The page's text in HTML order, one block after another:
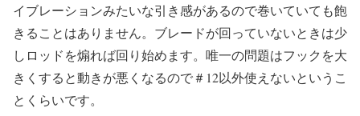
イブレーションみたいな引き感があるので巻いていても飽
きることはありません。ブレードが回っていないときは少
しロッドを煽れば回り始めます。唯一の問題はフックを大
きくすると動きが悪くなるので＃12以外使えないというこ
とくらいです。